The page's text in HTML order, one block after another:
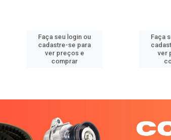
Faça seu login ou
cadastre-se para
ver preços e
comprar
Faça
ver